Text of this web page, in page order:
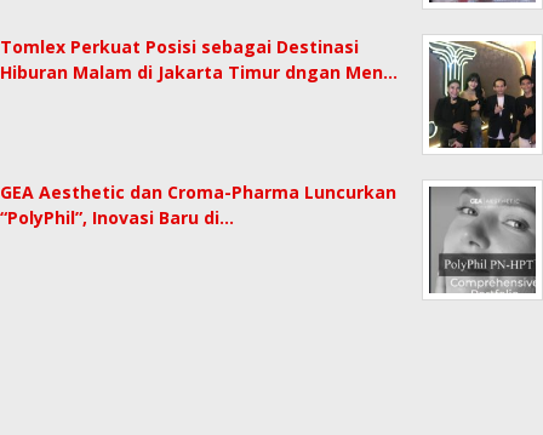
Tomlex Perkuat Posisi sebagai Destinasi
Hiburan Malam di Jakarta Timur dngan Men…
GEA Aesthetic dan Croma-Pharma Luncurkan
“PolyPhil”, Inovasi Baru di…